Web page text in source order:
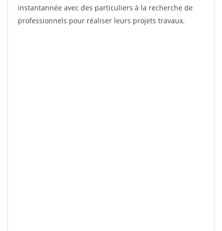
instantannée avec des particuliers à la recherche de
professionnels pour réaliser leurs projets travaux.